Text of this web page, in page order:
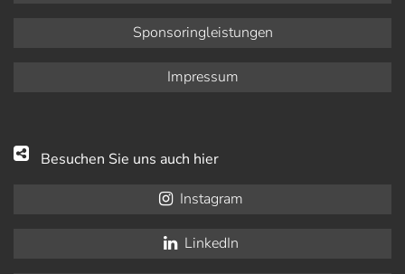
Sponsoringleistungen
Impressum
Besuchen Sie uns auch hier
Instagram
LinkedIn